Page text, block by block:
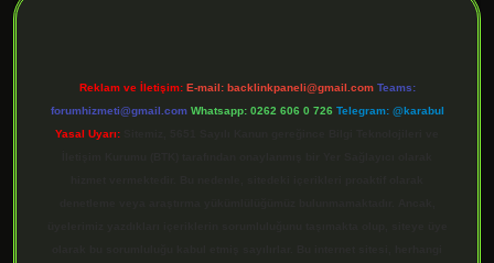
Reklam ve İletişim: E-mail: backlinkpaneli@gmail.com Teams:
forumhizmeti@gmail.com Whatsapp: 0262 606 0 726 Telegram: @karabul
Yasal Uyarı: